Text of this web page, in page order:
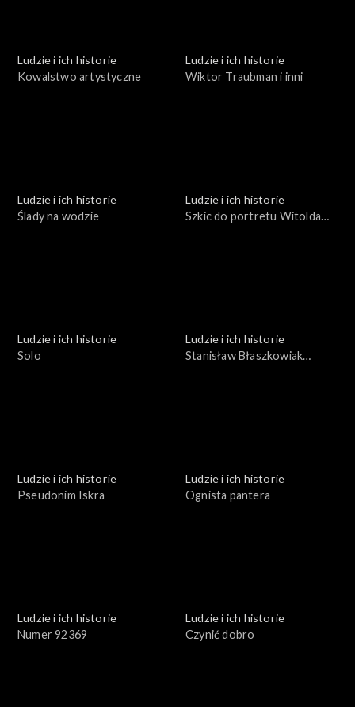
Ludzie i ich historie
Kowalstwo artystyczne
Ludzie i ich historie
Wiktor Traubman i inni
Ludzie i ich historie
Ślady na wodzie
Ludzie i ich historie
Szkic do portretu Witolda
Ludzie i ich historie
Solo
Ludzie i ich historie
Stanisław Błaszkowiak
Ludzie i ich historie
Pseudonim Iskra
Ludzie i ich historie
Ognista pantera
Ludzie i ich historie
Numer 92369
Ludzie i ich historie
Czynić dobro